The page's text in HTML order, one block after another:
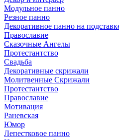
Модульное панно
Резное панно
Декоративное панно на
Православие
Сказочные Ангелы
Протестантство
Свадьба
Декоративные скрижали
Молитвенные Скрижали
Протестантство
Православие
Мотивация
Раневская
Юмор
Лепестковое панно